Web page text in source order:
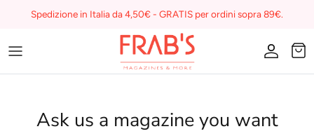
Spedizione in Italia da 4,50€ - GRATIS per ordini sopra 89€.
Magazines
I miei preferiti su Frab's
Ask us a magazine you want